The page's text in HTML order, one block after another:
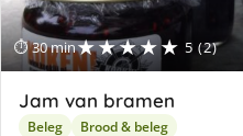
⏱ 30 min★★★★★ 5 (2)
Jam van bramen
Beleg Brood & beleg